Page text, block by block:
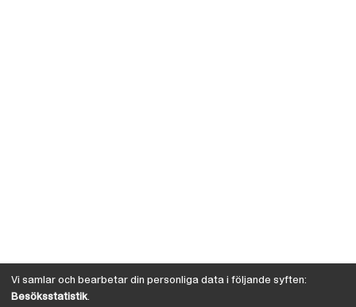
Vi samlar och bearbetar din personliga data i följande syften:
Besöksstatistik.